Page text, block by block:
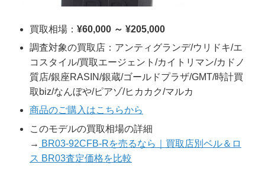
買取相場： ¥60,000 ～ ¥205,000
調査対象の買取店：アンティグランデ/ウリドキ/エ
コスタイル/買取エージェント/カイトリマン/カドノ
質店/銀座RASIN/銀蔵/ゴールドプラザ/GMT/時計買
取biz/なんぼや/ピアゾ/ヒカカク/マルカ
商品のご購入はこちらから
このモデルの買取相場の詳細
→ BR03-92CFB-Rを売るなら｜買取店別ベル＆ロ
ス BR03査定価格を比較